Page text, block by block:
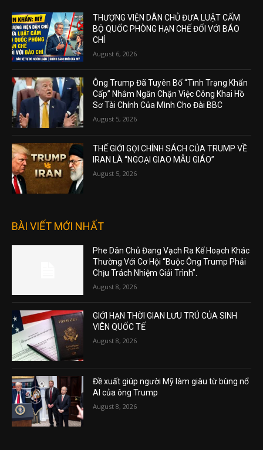
THƯỢNG VIỆN DÂN CHỦ ĐƯA LUẬT CẤM
BỘ QUỐC PHÒNG HẠN CHẾ ĐỐI VỚI BÁO
CHÍ
August 6, 2026
Ông Trump Đã Tuyên Bố “Tình Trạng Khẩn
Cấp” Nhằm Ngăn Chặn Việc Công Khai Hồ
Sơ Tài Chính Của Mình Cho Đài BBC
August 5, 2026
THẾ GIỚI GỌI CHÍNH SÁCH CỦA TRUMP VỀ
IRAN LÀ “NGOẠI GIAO MẪU GIÁO”
August 5, 2026
BÀI VIẾT MỚI NHẤT
Phe Dân Chủ Đang Vạch Ra Kế Hoạch Khác
Thường Với Cơ Hội “Buộc Ông Trump Phải
Chịu Trách Nhiệm Giải Trình”.
August 8, 2026
GIỚI HẠN THỜI GIAN LƯU TRÚ CỦA SINH
VIÊN QUỐC TẾ
August 8, 2026
Đề xuất giúp người Mỹ làm giàu từ bùng nổ
AI của ông Trump
August 8, 2026